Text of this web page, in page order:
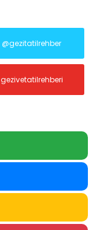
@gezitatilrehber
gezivetatilrehberi